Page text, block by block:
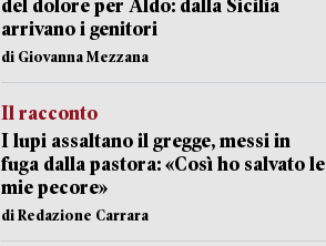
del dolore per Aldo: dalla Sicilia
arrivano i genitori
di Giovanna Mezzana
Il racconto
I lupi assaltano il gregge, messi in
fuga dalla pastora: «Così ho salvato le
mie pecore»
di Redazione Carrara